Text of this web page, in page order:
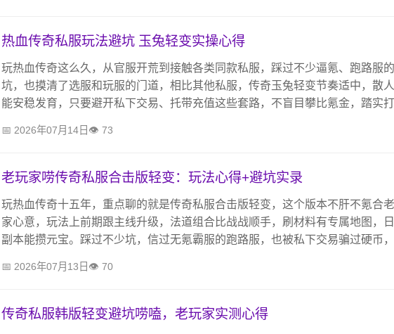
热血传奇私服玩法避坑 玉兔轻变实操心得
玩热血传奇这么久，从官服开荒到接触各类同款私服，踩过不少逼氪、跑路服的
坑，也摸清了选服和玩服的门道，相比其他私服，传奇玉兔轻变节奏适中，散
能安稳发育，只要避开私下交易、托带充值这些套路，不盲目攀比氪金，踏实
2026年07月14日 73
老玩家唠传奇私服合击版轻变：玩法心得+避坑实录
玩热血传奇十五年，重点聊的就是传奇私服合击版轻变，这个版本不肝不氪合
家心意，玩法上前期跟主线升级，法道组合比战战顺手，刷材料有专属地图，
副本能攒元宝。踩过不少坑，信过无氪霸服的跑路服，也被私下交易骗过硬币
2026年07月13日 70
传奇私服韩版轻变避坑唠嗑，老玩家实测心得